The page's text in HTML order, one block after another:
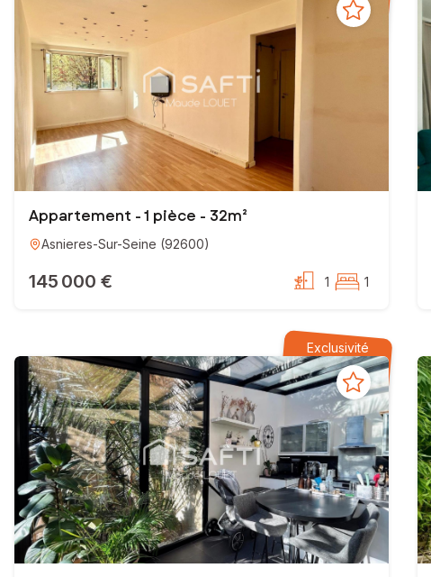
EI - Agent commercial - 982 589 368 RSAC NANTERRE
Appartement - 1 pièce - 32m²
Asnieres-Sur-Seine (92600)
145 000 € 1 1
Exclusivité